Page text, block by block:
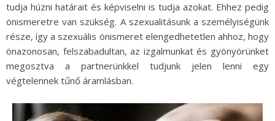
tudja húzni határait és képviselni is tudja azokat. Ehhez pedig
önismeretre van szükség. A szexualitásunk a személyiségünk
része, így a szexuális önismeret elengedhetetlen ahhoz, hogy
önazonosan, felszabadultan, az izgalmunkat és gyönyörünket
megosztva a partnerünkkel tudjunk jelen lenni egy
végtelennek tűnő áramlásban.